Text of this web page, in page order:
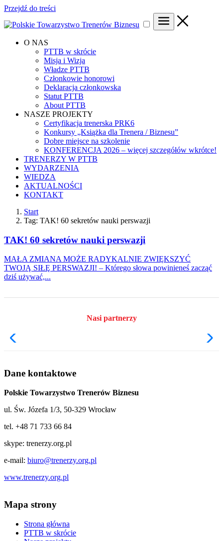
Przejdź do treści
O NAS
PTTB w skrócie
Misja i Wizja
Władze PTTB
Członkowie honorowi
Deklaracja członkowska
Statut PTTB
About PTTB
NASZE PROJEKTY
Certyfikacja trenerska PRK6
Konkursy „Książka dla Trenera / Biznesu”
Dobre miejsce na szkolenie
KONFERENCJA 2026 – więcej szczegółów wkrótce!
TRENERZY W PTTB
WYDARZENIA
WIEDZA
AKTUALNOŚCI
KONTAKT
Start
Tag: TAK! 60 sekretów nauki perswazji
TAK! 60 sekretów nauki perswazji
MAŁA ZMIANA MOŻE RADYKALNIE ZWIĘKSZYĆ
TWOJĄ SIŁĘ PERSWAZJI! – Którego słowa powinieneś zacząć
dziś używać,...
Nasi partnerzy
Dane kontaktowe
Polskie Towarzystwo Trenerów Biznesu
ul. Św. Józefa 1/3, 50-329 Wrocław
tel. +48 71 733 66 84
skype: trenerzy.org.pl
e-mail: biuro@trenerzy.org.pl
www.trenerzy.org.pl
Mapa strony
Strona główna
PTTB w skrócie